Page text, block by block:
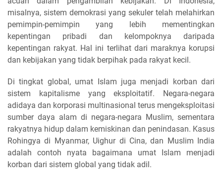
misalnya, sistem demokrasi yang sekuler telah melahirkan
pemimpin-pemimpin yang lebih mementingkan
kepentingan pribadi dan kelompoknya daripada
kepentingan rakyat. Hal ini terlihat dari maraknya korupsi
dan kebijakan yang tidak berpihak pada rakyat kecil.
Di tingkat global, umat Islam juga menjadi korban dari
sistem kapitalisme yang eksploitatif. Negara-negara
adidaya dan korporasi multinasional terus mengeksploitasi
sumber daya alam di negara-negara Muslim, sementara
rakyatnya hidup dalam kemiskinan dan penindasan. Kasus
Rohingya di Myanmar, Uighur di Cina, dan Muslim India
adalah contoh nyata bagaimana umat Islam menjadi
korban dari sistem global yang tidak adil.